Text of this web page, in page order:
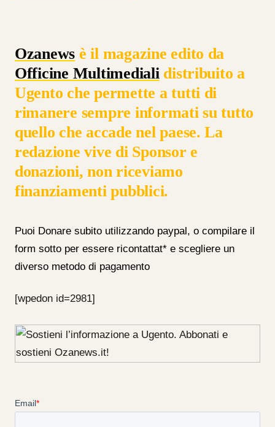
Ozanews è il magazine edito da
Officine Multimedialidistribuito a
Ugento che permette a tutti di
rimanere sempre informati su tutto
quello che accade nel paese. La
redazione vive di Sponsor e
donazioni, non riceviamo
finanziamenti pubblici.
Puoi Donare subito utilizzando paypal, o compilare il
form sotto per essere ricontattat* e scegliere un
diverso metodo di pagamento
[wpedon id=2981]